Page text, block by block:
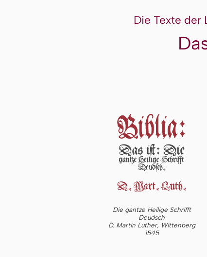
Die Texte der
Die gantze Heilige Schrifft
Deudsch
D. Martin Luther, Wittenberg
1545